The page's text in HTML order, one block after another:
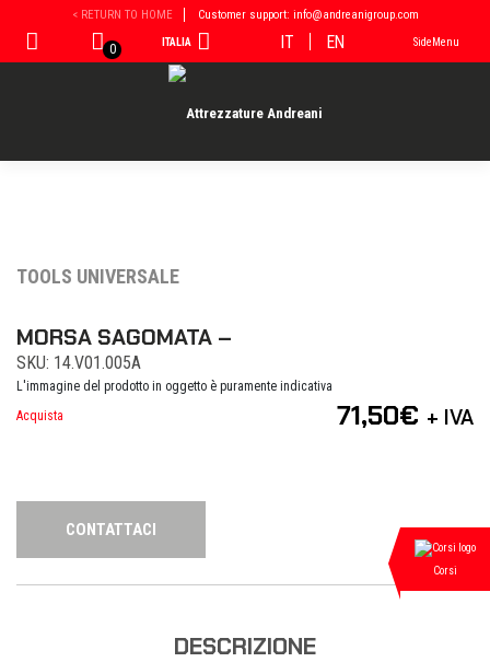
contenuto
< RETURN TO HOME Customer support: info@andreanigroup.com
0 ITALIA IT EN SideMenu
TOOLS UNIVERSALE
MORSA SAGOMATA –
SKU: 14.V01.005A
L'immagine del prodotto in oggetto è puramente indicativa
Acquista
71,50€ + IVA
CONTATTACI
DESCRIZIONE
Corsi